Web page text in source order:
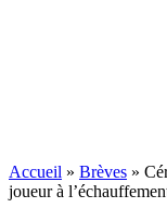
Accueil » Brèves »
joueur à